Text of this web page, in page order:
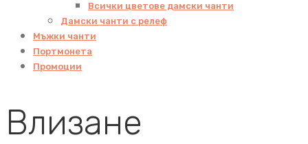
Всички цветове дамски чанти
Дамски чанти с релеф
Мъжки чанти
Портмонета
Промоции
Влизане